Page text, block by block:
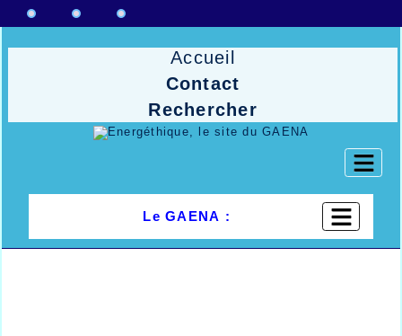
Accueil
Contact
Rechercher
Le GAENA :